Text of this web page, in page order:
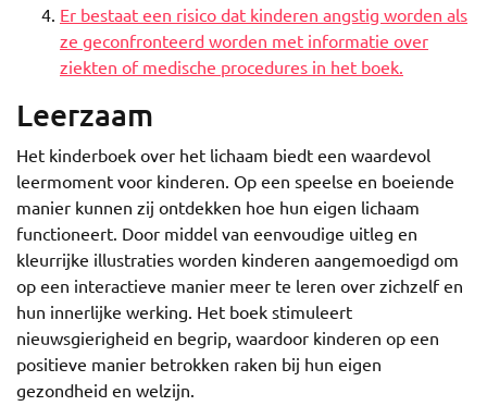
Er bestaat een risico dat kinderen angstig worden als
ze geconfronteerd worden met informatie over
ziekten of medische procedures in het boek.
Leerzaam
Het kinderboek over het lichaam biedt een waardevol
leermoment voor kinderen. Op een speelse en boeiende
manier kunnen zij ontdekken hoe hun eigen lichaam
functioneert. Door middel van eenvoudige uitleg en
kleurrijke illustraties worden kinderen aangemoedigd om
op een interactieve manier meer te leren over zichzelf en
hun innerlijke werking. Het boek stimuleert
nieuwsgierigheid en begrip, waardoor kinderen op een
positieve manier betrokken raken bij hun eigen
gezondheid en welzijn.